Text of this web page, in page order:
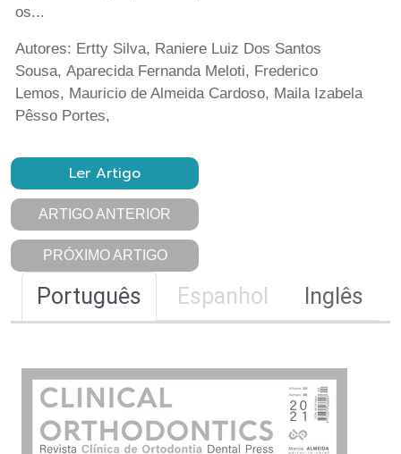
os...
Autores: Ertty Silva, Raniere Luiz Dos Santos
Sousa, Aparecida Fernanda Meloti, Frederico
Lemos, Mauricio de Almeida Cardoso, Maila Izabela
Pêsso Portes,
Ler Artigo
ARTIGO ANTERIOR
PRÓXIMO ARTIGO
Português Espanhol Inglês